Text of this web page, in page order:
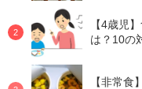
【4歳児
は？10の
【非常